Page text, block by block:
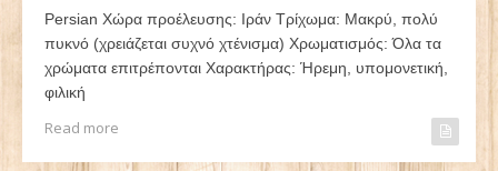
Persian Χώρα προέλευσης: Ιράν Τρίχωμα: Μακρύ, πολύ
πυκνό (χρειάζεται συχνό χτένισμα) Χρωματισμός: Όλα τα
χρώματα επιτρέπονται Χαρακτήρας: Ήρεμη, υπομονετική,
φιλική
Read more